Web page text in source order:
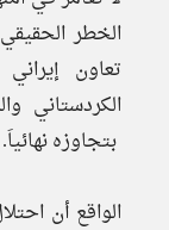
الخطر
تعاون
الكردستاني
بتجاوزه نهائياَ.